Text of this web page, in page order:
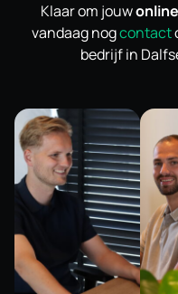
Klaar om jouw
vandaag nogcontact
bedrijf in